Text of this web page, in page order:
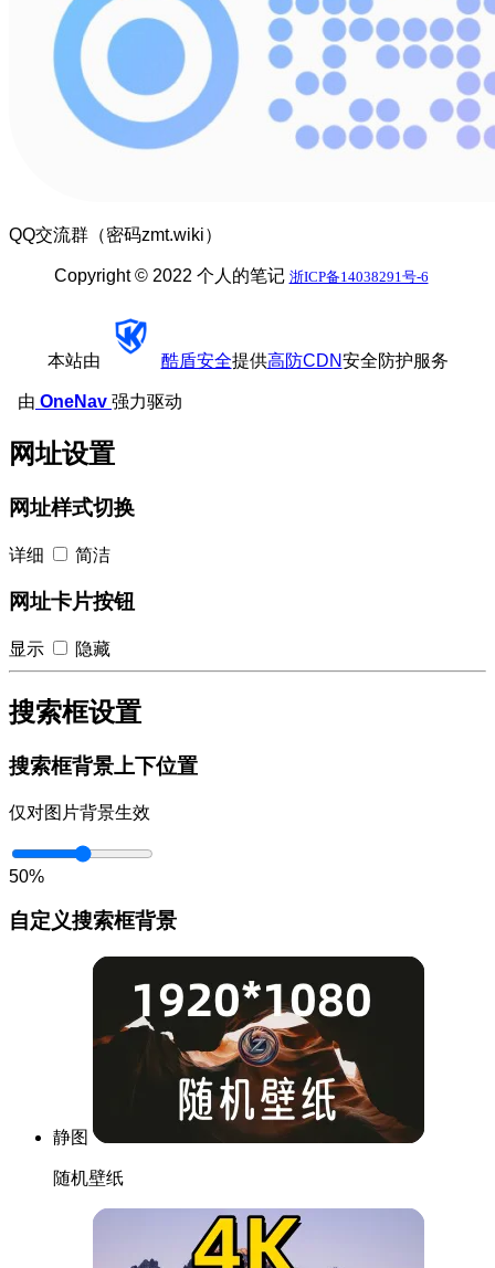
QQ交流群（密码zmt.wiki）
Copyright © 2022 个人的笔记 浙ICP备14038291号-6
本站由 酷盾安全提供高防CDN安全防护服务
由 OneNav 强力驱动
网址设置
网址样式切换
详细 简洁
网址卡片按钮
显示 隐藏
搜索框设置
搜索框背景上下位置
仅对图片背景生效
50%
自定义搜索框背景
静图
随机壁纸